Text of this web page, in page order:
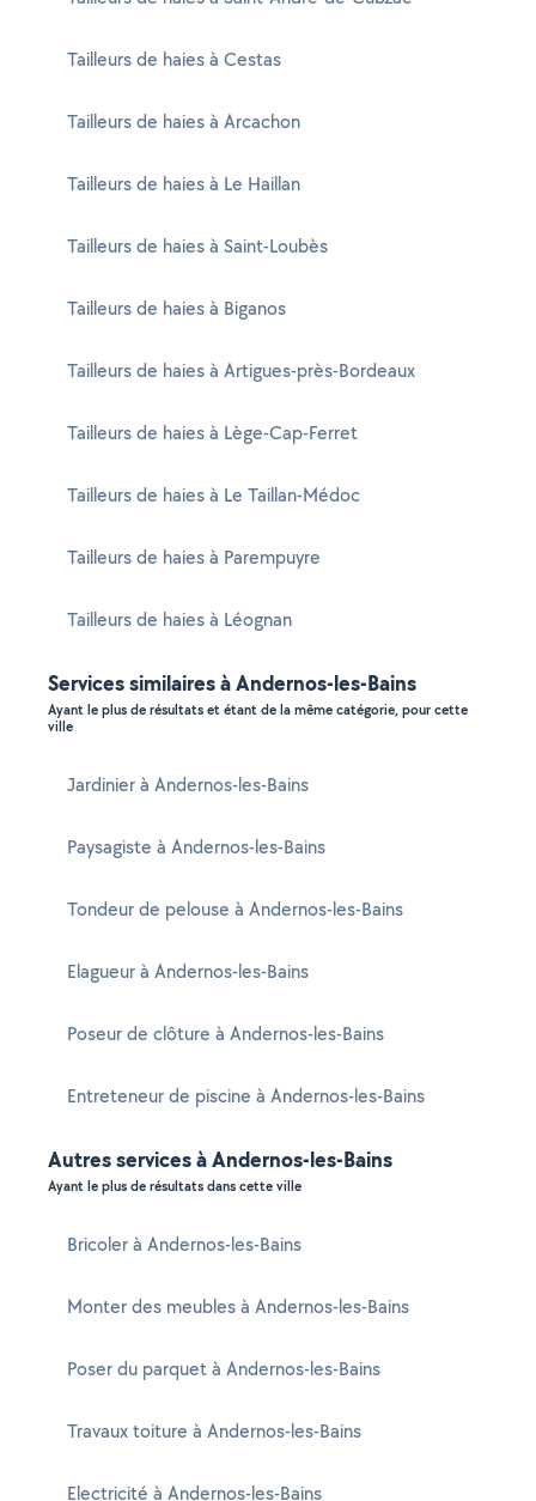
Tailleurs de haies à Cestas
Tailleurs de haies à Arcachon
Tailleurs de haies à Le Haillan
Tailleurs de haies à Saint-Loubès
Tailleurs de haies à Biganos
Tailleurs de haies à Artigues-près-Bordeaux
Tailleurs de haies à Lège-Cap-Ferret
Tailleurs de haies à Le Taillan-Médoc
Tailleurs de haies à Parempuyre
Tailleurs de haies à Léognan
Services similaires à Andernos-les-Bains
Ayant le plus de résultats et étant de la même catégorie, pour cette
ville
Jardinier à Andernos-les-Bains
Paysagiste à Andernos-les-Bains
Tondeur de pelouse à Andernos-les-Bains
Elagueur à Andernos-les-Bains
Poseur de clôture à Andernos-les-Bains
Entreteneur de piscine à Andernos-les-Bains
Autres services à Andernos-les-Bains
Ayant le plus de résultats dans cette ville
Bricoler à Andernos-les-Bains
Monter des meubles à Andernos-les-Bains
Poser du parquet à Andernos-les-Bains
Travaux toiture à Andernos-les-Bains
Electricité à Andernos-les-Bains